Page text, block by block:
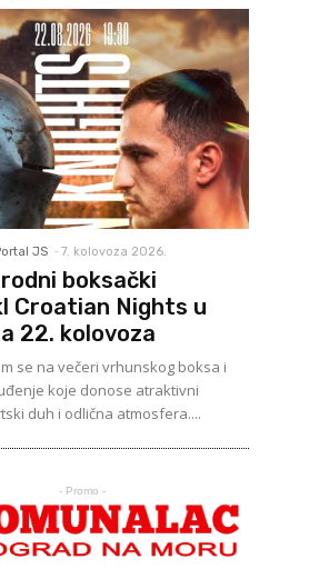
JS - 7. kolovoza 2026.
boksački
Croatian Nights u
22. kolovoza
se na večeri vrhunskog boksa i
koje donose atraktivni
duh i odlična atmosfera....
- Promo -